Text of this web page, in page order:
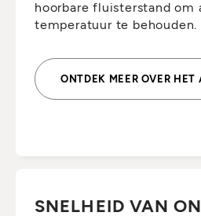
hoorbare fluisterstand om
temperatuur te behouden.
ONTDEK MEER OVER HET
SNELHEID VAN